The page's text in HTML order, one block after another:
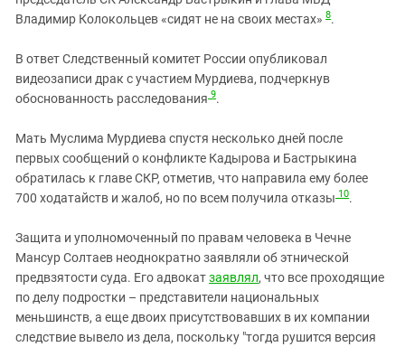
Владимир Колокольцев «сидят не на своих местах» 8.
В ответ Следственный комитет России опубликовал
видеозаписи драк с участием Мурдиева, подчеркнув
обоснованность расследования 9.
Мать Муслима Мурдиева спустя несколько дней после
первых сообщений о конфликте Кадырова и Бастрыкина
обратилась к главе СКР, отметив, что направила ему более
700 ходатайств и жалоб, но по всем получила отказы 10.
Защита и уполномоченный по правам человека в Чечне
Мансур Солтаев неоднократно заявляли об этнической
предвзятости суда. Его адвокатзаявлял, что все проходящие
по делу подростки – представители национальных
меньшинств, а еще двоих присутствовавших в их компании
следствие вывело из дела, поскольку "тогда рушится версия